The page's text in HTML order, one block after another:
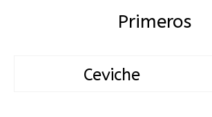
Primeros
Ceviche